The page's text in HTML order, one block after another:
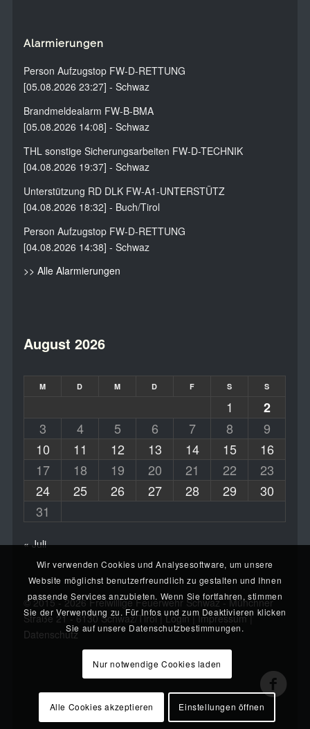
Alarmierungen
Person Aufzugstop FW-D-RETTUNG
[05.08.2026 23:27] - Schwaz
Brandmeldealarm FW-B-BMA
[05.08.2026 14:08] - Schwaz
THL sonstige Sicherungsarbeiten FW-D-TECHNIK
[04.08.2026 19:37] - Schwaz
Unterstützung RD DLK FW-A1-UNTERSTÜTZ
[04.08.2026 18:32] - Buch/Tirol
Person Aufzugstop FW-D-RETTUNG
[04.08.2026 14:38] - Schwaz
>> Alle Alarmierungen
August 2026
M D M D F S S
1
2
3
4 5 6 7 8
9
10
11 12 13 14 15
16
17
18 19 20 21 22
23
24
25 26 27 28 29
30
31
« Juli
© 2015 - 2026 Freiwillige Feuerwehr Schwaz - Münchner
Straße 21 - 6130 Schwaz/Tirol |Login|Impressum|
Datenschutz
Wir verwenden Cookies und Analysesoftware, um unsere
Website möglichst benutzerfreundlich zu gestalten und Ihnen
passende Services anzubieten. Wenn Sie fortfahren, stimmen
Sie der Verwendung zu. Für Infos und zum Deaktivieren klicken
Sie auf unsere Datenschutzbestimmungen.
Nur notwendige Cookies laden
Alle Cookies akzeptieren Einstellungen öffnen